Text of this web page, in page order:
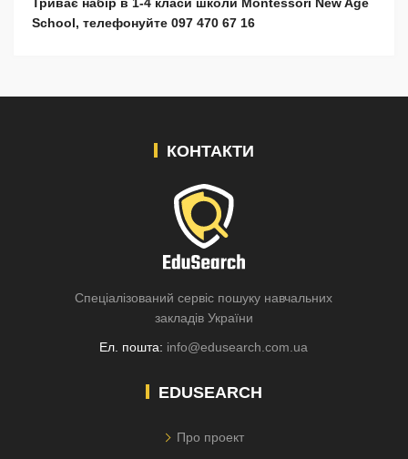
School, телефонуйте 097 470 67 16
КОНТАКТИ
Спеціалізований сервіс пошуку навчальних
закладів України
Ел. пошта: info@edusearch.com.ua
EDUSEARCH
Про проект